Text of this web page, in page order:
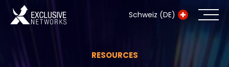
Schweiz (DE)
Cybersecurity
RESOURCES